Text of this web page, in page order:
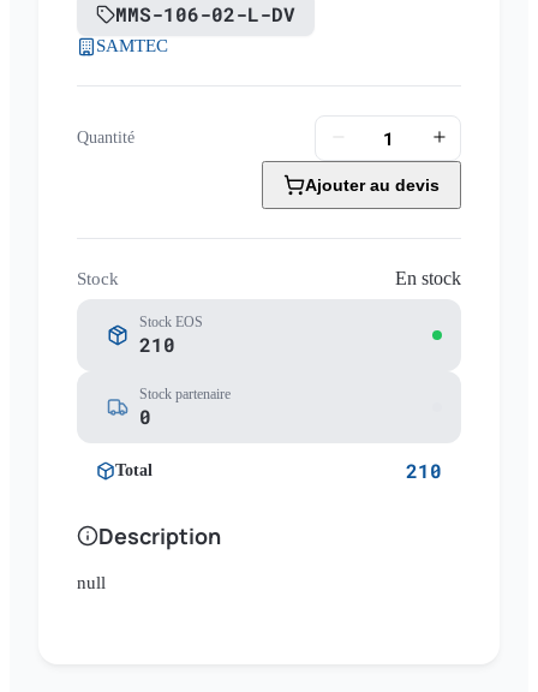
MMS-106-02-L-DV
SAMTEC
Quantité
Ajouter au devis
Stock En stock
Stock EOS
210
Stock partenaire
0
Total 210
Description
null